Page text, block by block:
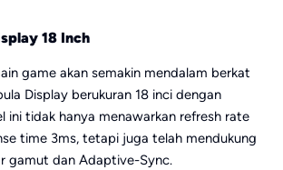
18 Inch
game akan semakin mendalam berkat
Display berukuran 18 inci dengan
ini tidak hanya menawarkan refresh rate
time 3ms, tetapi juga telah mendukung
gamut dan Adaptive-Sync.